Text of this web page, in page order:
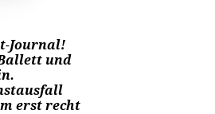
Journal!
und
erst recht